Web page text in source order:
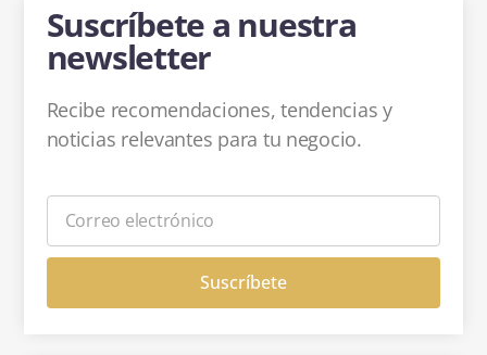
Suscríbete a nuestra
newsletter
Recibe recomendaciones, tendencias y
noticias relevantes para tu negocio.
Suscríbete